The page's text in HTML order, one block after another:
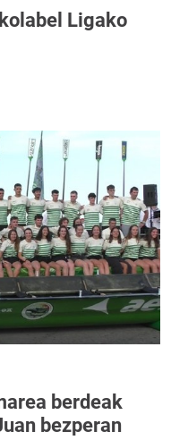
Ligako
berdeak
bezperan